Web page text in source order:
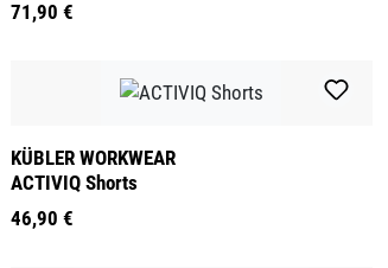
71,90 €
KÜBLER WORKWEAR
ACTIVIQ Shorts
46,90 €